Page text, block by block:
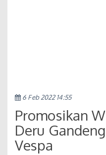
6 Feb 2022 14:55
Promosikan
Deru
Vespa